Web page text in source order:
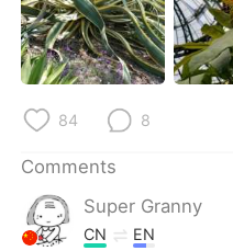
Português
84 8
Comments
Super Granny
CN EN